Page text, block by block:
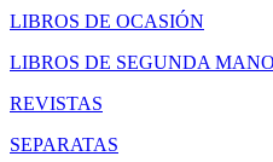
LIBROS DE OCASIÓN
LIBROS DE SEGUNDA MANO
REVISTAS
SEPARATAS